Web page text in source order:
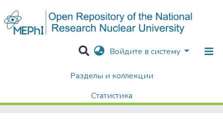
Войдите в систему
Разделы и коллекции
Статистика
Диссертации / Выпускные квалификационные работы
Разработка мобильного приложения для системы инвентаризации компьютерного оборудования на кафедрах